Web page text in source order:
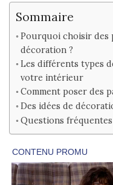
Sommaire
Pourquoi choisir des
décoration ?
Les différents types
votre intérieur
Comment poser des
Des idées de
Questions fréquentes